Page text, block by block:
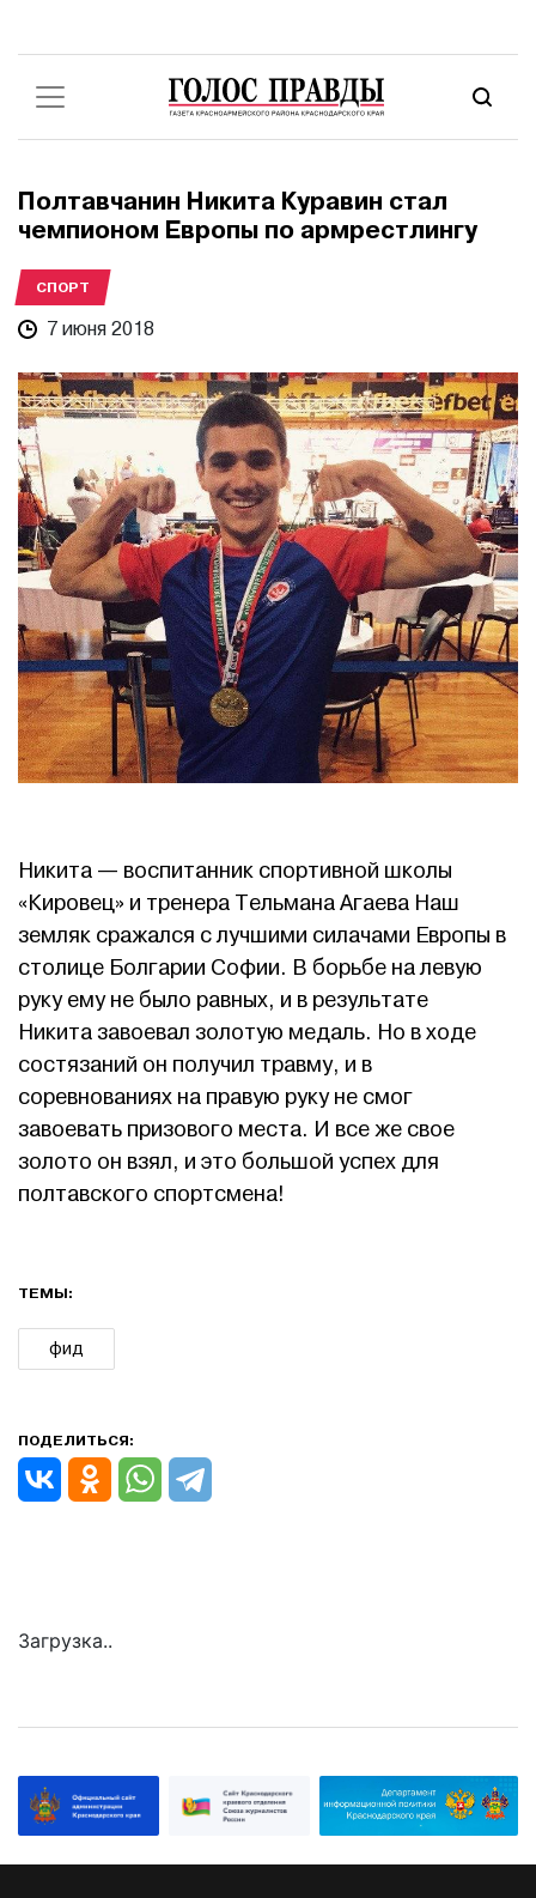
Полтавчанин Никита Куравин стал
чемпионом Европы по армрестлингу
СПОРТ
7 июня 2018
Никита — воспитанник спортивной школы
«Кировец» и тренера Тельмана Агаева Наш
земляк сражался с лучшими силачами Европы в
столице Болгарии Софии. В борьбе на левую
руку ему не было равных, и в результате
Никита завоевал золотую медаль. Но в ходе
состязаний он получил травму, и в
соревнованиях на правую руку не смог
завоевать призового места. И все же свое
золото он взял, и это большой успех для
полтавского спортсмена!
ТЕМЫ:
фид
ПОДЕЛИТЬСЯ:
Загрузка..